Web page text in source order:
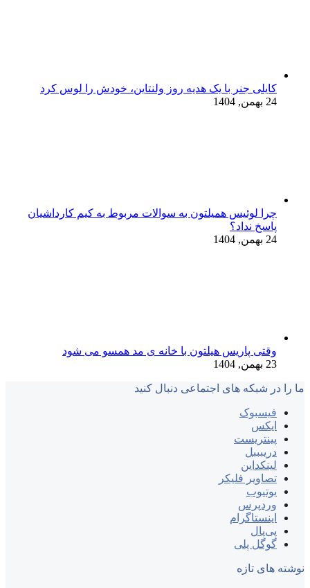
کایلی جنر با یک هدیه روز ولنتاین، خودش را لوس کرد
24 بهمن, 1404
چرا لوئیس همیلتون به سوالات مربوط به کیم کارداشیان
پاسخ نداد؟
24 بهمن, 1404
وقتی پاریس هیلتون با خانه‌ ی مد همسو می شود
23 بهمن, 1404
ما را در شبکه های اجتماعی دنبال کنید
فیسبوک
ایکس
پینتریست
دریبببل
لینکداین
تصاویر فلیکر
یوتیوب
وردپرس
اینستاگرام
پی‌پال
گوگل پلی
نوشته های تازه